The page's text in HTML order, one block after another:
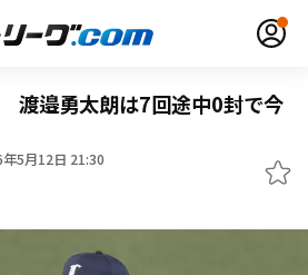
渡邉勇太朗は7回途中0封で今
5月12日 21:30